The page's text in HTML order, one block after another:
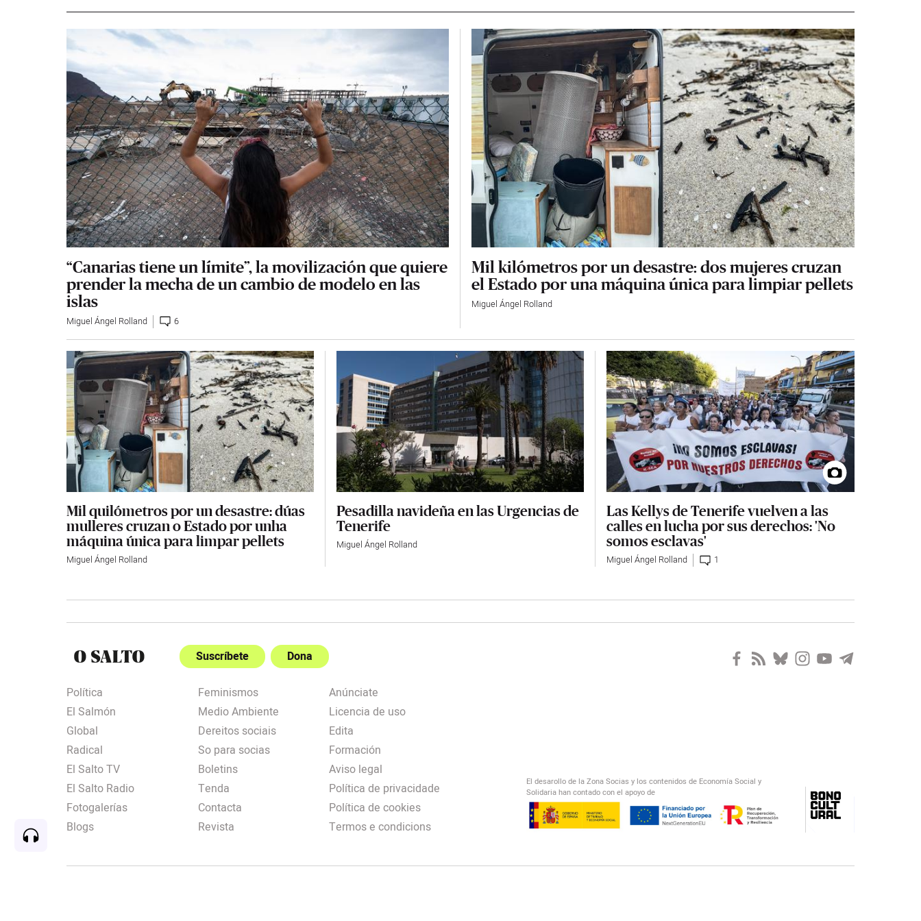
“Canarias tiene un límite”, la movilización que quiere
prender la mecha de un cambio de modelo en las
islas
Miguel Ángel Rolland 6
Mil kilómetros por un desastre: dos mujeres cruzan
el Estado por una máquina única para limpiar pellets
Miguel Ángel Rolland
Mil quilómetros por un desastre: dúas
mulleres cruzan o Estado por unha
máquina única para limpar pellets
Miguel Ángel Rolland
Pesadilla navideña en las Urgencias de
Tenerife
Miguel Ángel Rolland
Las Kellys de Tenerife vuelven a las
calles en lucha por sus derechos: 'No
somos esclavas'
Miguel Ángel Rolland 1
Suscríbete Dona
Política
El Salmón
Global
Radical
El Salto TV
El Salto Radio
Fotogalerías
Blogs
Feminismos
Medio Ambiente
Dereitos sociais
So para socias
Boletins
Tenda
Contacta
Revista
Anúnciate
Licencia de uso
Edita
Formación
Aviso legal
Política de privacidade
Política de cookies
Termos e condicions
El desarollo de la Zona Socias y los contenidos de Economía Social y
Solidaria han contado con el apoyo de